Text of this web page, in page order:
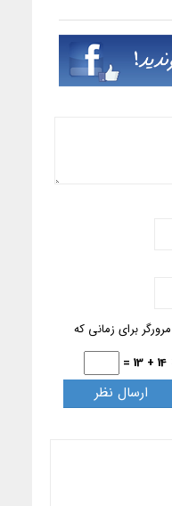
برای زمانی که
14 + 13 =